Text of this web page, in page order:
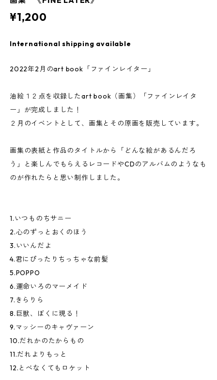
¥1,200
International shipping available
2022年2月のart book「ファインレイター」
油絵１２点を収録したart book（画集）「ファインレイタ
ー」が完成しました！
２月のイベントとして、画集とその原画を販売しています。
画集の表紙と作品のタイトルから「どんな絵があるんだろ
う」と楽しんでもらえるレコードやCDのアルバムのようなも
のが作れたらと思い制作しました。
1.いつものちサニー
2.心のずっとおくのほう
3.いいんだよ
4.君にぴったりちっちゃな前髪
5.POPPO
6.運命いろのマーメイド
7.きらりら
8.巨獣、ぼくに現る！
9.マッシーのキャヴァーン
10.だれかのたからもの
11.だれよりもっと
12.とべなくてもロケット